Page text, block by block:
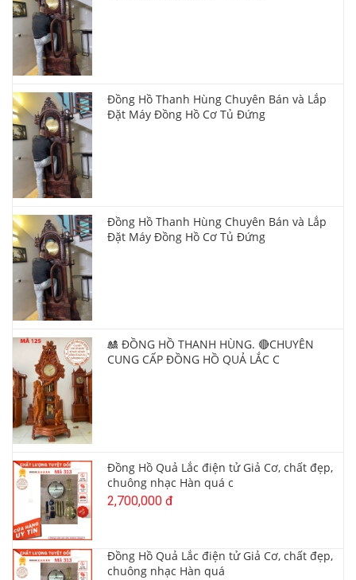
Đồng Hồ Thanh Hùng Chuyên Bán và Lắp
Đặt Máy Đồng Hồ Cơ Tủ Đứng
Đồng Hồ Thanh Hùng Chuyên Bán và Lắp
Đặt Máy Đồng Hồ Cơ Tủ Đứng
🎎 ĐỒNG HỒ THANH HÙNG. 🔴CHUYÊN
CUNG CẤP ĐỒNG HỒ QUẢ LẮC C
Đồng Hồ Quả Lắc điện tử Giả Cơ, chất đẹp,
chuông nhạc Hàn quá c
2,700,000 đ
Đồng Hồ Quả Lắc điện tử Giả Cơ, chất đẹp,
chuông nhạc Hàn quá